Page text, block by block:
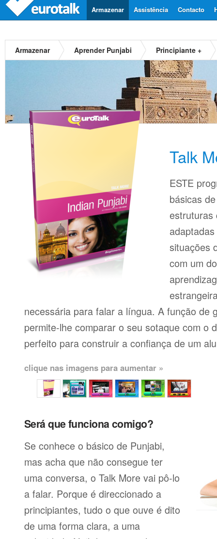
Contacto
Assistência
Armazenar
Armazenar Aprender Punjabi Principiante +
Talk
ESTE
básicas
estruturas
situações
com um
necessária para falar a língua. A função de
permite-lhe comparar o seu sotaque com o
perfeito para construir a confiança de um
clique nas imagens para aumentar »
Será que funciona comigo?
Se conhece o básico de Punjabi,
mas acha que não consegue ter
uma conversa, o Talk More vai pô-lo
a falar. Porque é direccionado a
principiantes, tudo o que ouve é dito
de uma forma clara, a uma